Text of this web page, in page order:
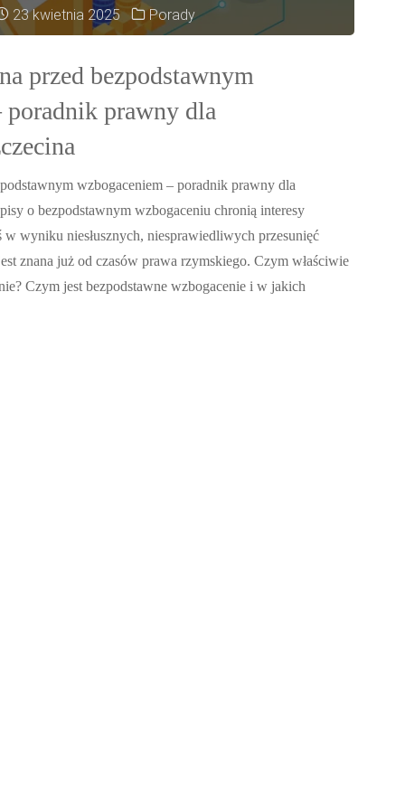
23 kwietnia 2025 Porady
przed bezpodstawnym
poradnik prawny dla
wzbogaceniem – poradnik prawny dla
o bezpodstawnym wzbogaceniu chronią interesy
w wyniku niesłusznych, niesprawiedliwych przesunięć
znana już od czasów prawa rzymskiego. Czym właściwie
Czym jest bezpodstawne wzbogacenie i w jakich